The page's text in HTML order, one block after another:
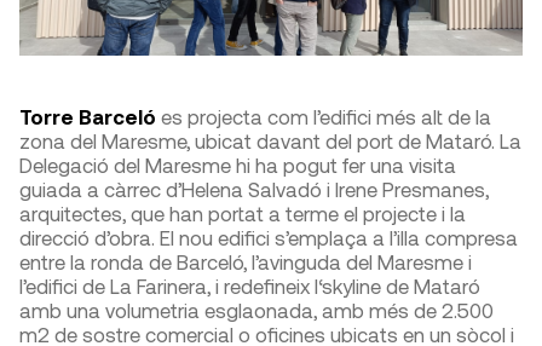
Torre Barceló es projecta com l’edifici més alt de la
zona del Maresme, ubicat davant del port de Mataró. La
Delegació del Maresme hi ha pogut fer una visita
guiada a càrrec d’Helena Salvadó i Irene Presmanes,
arquitectes, que han portat a terme el projecte i la
direcció d’obra. El nou edifici s’emplaça a l’illa compresa
entre la ronda de Barceló, l’avinguda del Maresme i
l’edifici de La Farinera, i redefineix l‘skyline de Mataró
amb una volumetria esglaonada, amb més de 2.500
m2 de sostre comercial o oficines ubicats en un sòcol i